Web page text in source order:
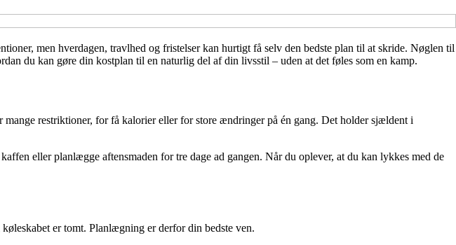
men hverdagen, travlhed og fristelser kan hurtigt få selv den bedste plan til at skride. Nøglen til
du kan gøre din kostplan til en naturlig del af din livsstil – uden at det føles som en kamp.
restriktioner, for få kalorier eller for store ændringer på én gang. Det holder sjældent i
eller planlægge aftensmaden for tre dage ad gangen. Når du oplever, at du kan lykkes med de
er tomt. Planlægning er derfor din bedste ven.